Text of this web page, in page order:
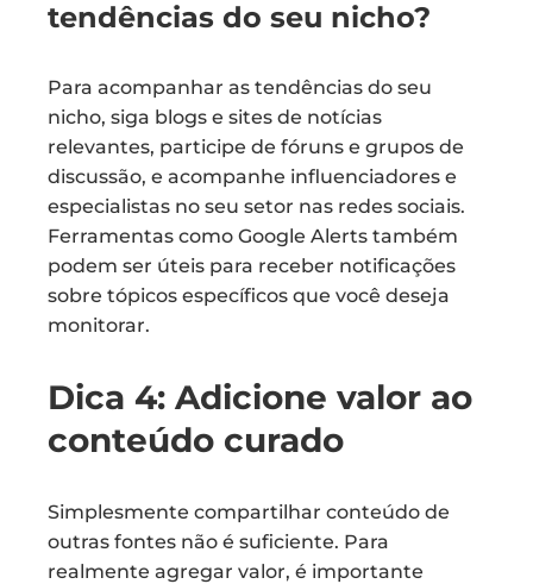
tendências do seu nicho?
Para acompanhar as tendências do seu
nicho, siga blogs e sites de notícias
relevantes, participe de fóruns e grupos de
discussão, e acompanhe influenciadores e
especialistas no seu setor nas redes sociais.
Ferramentas como Google Alerts também
podem ser úteis para receber notificações
sobre tópicos específicos que você deseja
monitorar.
Dica 4: Adicione valor ao
conteúdo curado
Simplesmente compartilhar conteúdo de
outras fontes não é suficiente. Para
realmente agregar valor, é importante